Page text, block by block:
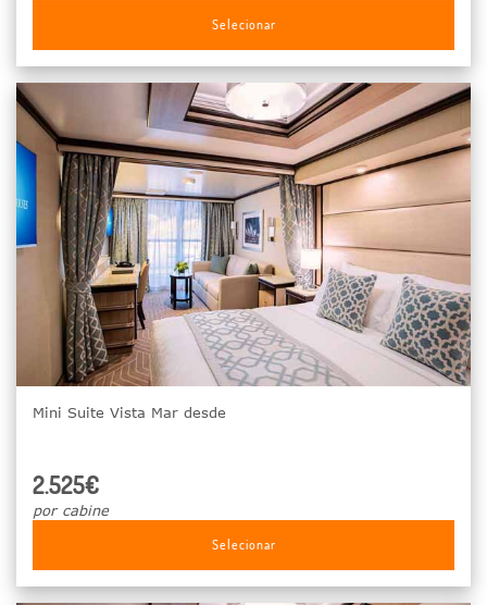
Selecionar
Mini Suite Vista Mar desde
2.525€
por cabine
Selecionar